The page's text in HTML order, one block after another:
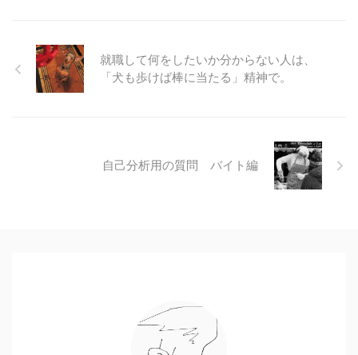
就職して何をしたいか分からない人は、
「犬も歩けば棒に当たる」精神で。
自己分析用の質問 バイト編